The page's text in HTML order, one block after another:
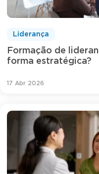
Formação de
forma estratégica?
Liderança
17 Abr 2026